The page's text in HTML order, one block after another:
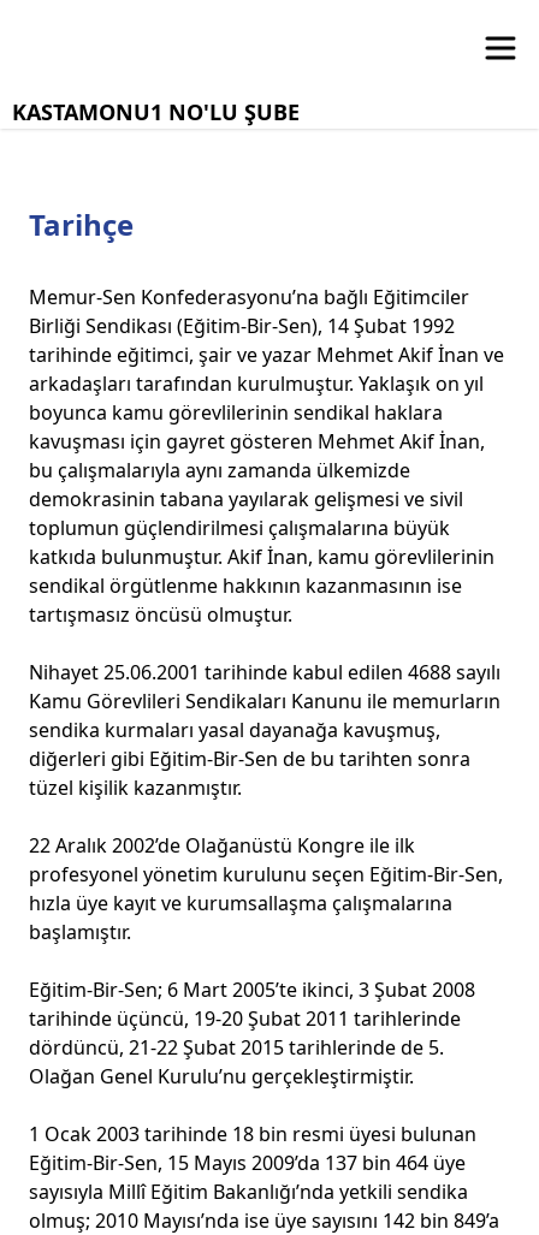
KASTAMONU1 NO'LU ŞUBE
Tarihçe
Memur-Sen Konfederasyonu’na bağlı Eğitimciler
Birliği Sendikası (Eğitim-Bir-Sen), 14 Şubat 1992
tarihinde eğitimci, şair ve yazar Mehmet Akif İnan ve
arkadaşları tarafından kurulmuştur. Yaklaşık on yıl
boyunca kamu görevlilerinin sendikal haklara
kavuşması için gayret gösteren Mehmet Akif İnan,
bu çalışmalarıyla aynı zamanda ülkemizde
demokrasinin tabana yayılarak gelişmesi ve sivil
toplumun güçlendirilmesi çalışmalarına büyük
katkıda bulunmuştur. Akif İnan, kamu görevlilerinin
sendikal örgütlenme hakkının kazanmasının ise
tartışmasız öncüsü olmuştur.
Nihayet 25.06.2001 tarihinde kabul edilen 4688 sayılı
Kamu Görevlileri Sendikaları Kanunu ile memurların
sendika kurmaları yasal dayanağa kavuşmuş,
diğerleri gibi Eğitim-Bir-Sen de bu tarihten sonra
tüzel kişilik kazanmıştır.
22 Aralık 2002’de Olağanüstü Kongre ile ilk
profesyonel yönetim kurulunu seçen Eğitim-Bir-Sen,
hızla üye kayıt ve kurumsallaşma çalışmalarına
başlamıştır.
Eğitim-Bir-Sen; 6 Mart 2005’te ikinci, 3 Şubat 2008
tarihinde üçüncü, 19-20 Şubat 2011 tarihlerinde
dördüncü, 21-22 Şubat 2015 tarihlerinde de 5.
Olağan Genel Kurulu’nu gerçekleştirmiştir.
1 Ocak 2003 tarihinde 18 bin resmi üyesi bulunan
Eğitim-Bir-Sen, 15 Mayıs 2009’da 137 bin 464 üye
sayısıyla Millî Eğitim Bakanlığı’nda yetkili sendika
olmuş; 2010 Mayısı’nda ise üye sayısını 142 bin 849’a